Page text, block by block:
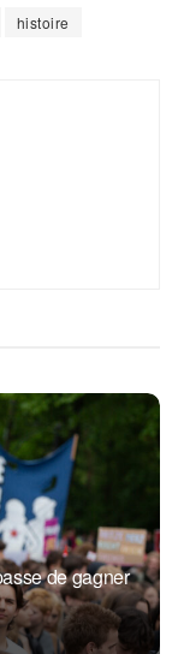
histoire
de gagner